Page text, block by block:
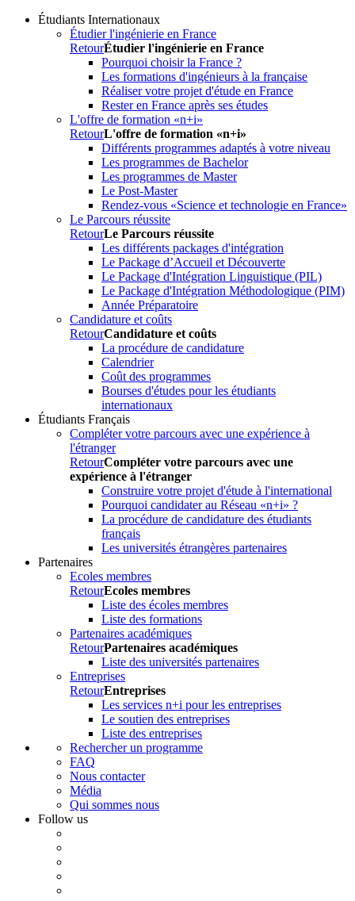
Étudiants Internationaux
Étudier l'ingénierie en France
RetourÉtudier l'ingénierie en France
Pourquoi choisir la France ?
Les formations d'ingénieurs à la française
Réaliser votre projet d'étude en France
Rester en France après ses études
L'offre de formation «n+i»
RetourL'offre de formation «n+i»
Différents programmes adaptés à votre niveau
Les programmes de Bachelor
Les programmes de Master
Le Post-Master
Rendez-vous «Science et technologie en France»
Le Parcours réussite
RetourLe Parcours réussite
Les différents packages d'intégration
Le Package d’Accueil et Découverte
Le Package d'Intégration Linguistique (PIL)
Le Package d'Intégration Méthodologique (PIM)
Année Préparatoire
Candidature et coûts
RetourCandidature et coûts
La procédure de candidature
Calendrier
Coût des programmes
Bourses d'études pour les étudiants
internationaux
Étudiants Français
Compléter votre parcours avec une expérience à
l'étranger
RetourCompléter votre parcours avec une
expérience à l'étranger
Construire votre projet d'étude à l'international
Pourquoi candidater au Réseau «n+i» ?
La procédure de candidature des étudiants
français
Les universités étrangères partenaires
Partenaires
Ecoles membres
RetourEcoles membres
Liste des écoles membres
Liste des formations
Partenaires académiques
RetourPartenaires académiques
Liste des universités partenaires
Entreprises
RetourEntreprises
Les services n+i pour les entreprises
Le soutien des entreprises
Liste des entreprises
Rechercher un programme
FAQ
Nous contacter
Média
Qui sommes nous
Follow us